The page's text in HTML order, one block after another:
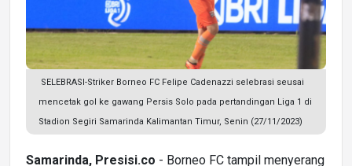
SELEBRASI-Striker Borneo FC Felipe Cadenazzi selebrasi seusai
mencetak gol ke gawang Persis Solo pada pertandingan Liga 1 di
Stadion Segiri Samarinda Kalimantan Timur, Senin (27/11/2023)
Samarinda, Presisi.co - Borneo FC tampil menyerang